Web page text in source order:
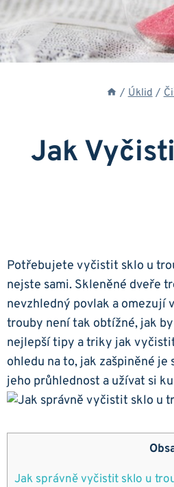
/ Úklid /
Jak
Potřebujete vyčistit sklo‌ u
nejste⁢ sami. Skleněné dveře
nevzhledný povlak a omezují
trouby není tak obtížné, ​jak
nejlepší tipy a triky ‌jak
ohledu na to, ⁣jak zašpiněné
jeho průhlednost a užívat si
Jak správně vyčistit ⁣sklo u